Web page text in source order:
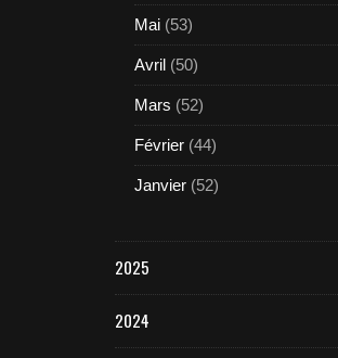
Mai (53)
Avril (50)
Mars (52)
Février (44)
Janvier (52)
2025
2024